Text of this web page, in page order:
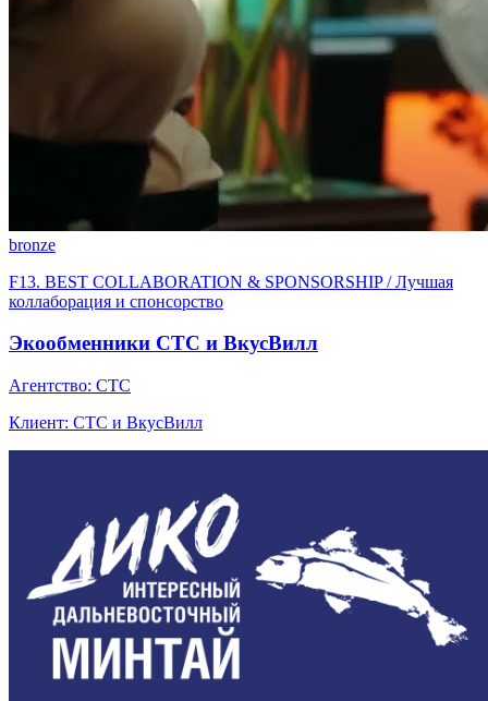
bronze
F13. BEST COLLABORATION & SPONSORSHIP / Лучшая
коллаборация и спонсорство
Экообменники СТС и ВкусВилл
Агентство: СТС
Клиент: СТС и ВкусВилл